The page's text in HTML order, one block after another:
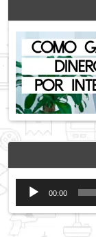
Reproductor
de
audio
00:00